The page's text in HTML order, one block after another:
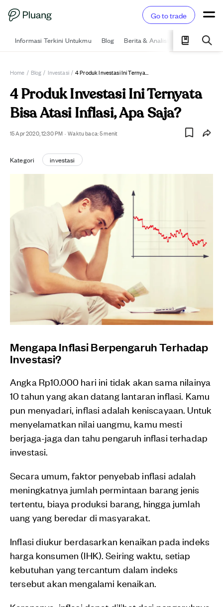
Go to trade
Informasi Terkini Untukmu Blog Berita & Analisis Pelajari
Home / Blog / Investasi / 4 Produk Investasi Ini Ternyata Bisa Atasi Inflasi, Apa Saja?
4 Produk Investasi Ini Ternyata
Bisa Atasi Inflasi, Apa Saja?
15 Apr 2020, 12:30 PM · Waktu baca:5menit
Kategori investasi
Mengapa Inflasi Berpengaruh Terhadap
Investasi?
Angka Rp10.000 hari ini tidak akan sama nilainya
10 tahun yang akan datang lantaran inflasi. Kamu
pun menyadari, inflasi adalah keniscayaan. Untuk
menyelamatkan nilai uangmu, kamu mesti
berjaga-jaga dan tahu pengaruh inflasi terhadap
investasi.
Secara umum, faktor penyebab inflasi adalah
meningkatnya jumlah permintaan barang jenis
tertentu, biaya produksi barang, hingga jumlah
uang yang beredar di masyarakat.
Inflasi diukur berdasarkan kenaikan pada indeks
harga konsumen (IHK). Seiring waktu, setiap
kebutuhan yang tercantum dalam indeks
tersebut akan mengalami kenaikan.